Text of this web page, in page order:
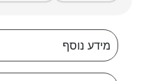
מידע נוסף